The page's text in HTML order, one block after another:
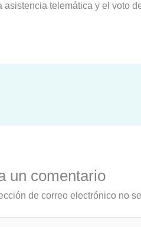
telemática y el voto
un comentario
de correo electrónico no